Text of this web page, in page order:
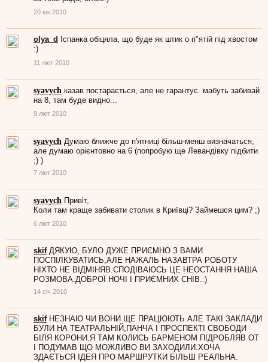
20 кві 2010
olya_d
Іспанка обіцяла, що буде як штик о п"ятій під хвостом
:)
11 лют 2010
syavych казав постарається, але не гарантує. мабуть забивай
на 8, там буде видно...
9 лют 2010
syavych Думаю ближче до п'ятниці більш-менш визначаться,
але думаю орієнтовно на 6 (попробую ще Левандівку підбити
;) )
7 лют 2010
syavych Привіт,
Коли там краще забивати столик в Криївці? Займешся цим? ;)
6 лют 2010
skif ДЯКУЮ, БУЛО ДУЖЕ ПРИЄМНО З ВАМИ
ПОСПІЛКУВАТИСЬ,АЛЕ НАЖАЛЬ НАЗАВТРА РОБОТУ
НІХТО НЕ ВІДМІНЯВ.СПОДІВАЮСЬ ЦЕ НЕОСТАННЯ НАША
РОЗМОВА.ДОБРОЇ НОЧІ І ПРИЄМНИХ СНІВ.:)
14 січ 2010
skif НЕЗНАЮ ЧИ ВОНИ ЩЕ ПРАЦЮЮТЬ АЛЕ ТАКІ ЗАКЛАДИ
БУЛИ НА ТЕАТРАЛЬНІЙ,ПАНЧА І ПРОСПЕКТІ СВОБОДИ
БІЛЯ КОРОНИ.Я ТАМ КОЛИСЬ БАРМЕНОМ ПІДРОБЛЯВ ОТ
І ПОДУМАВ ЩО МОЖЛИВО ВИ ЗАХОДИЛИ.ХОЧА
ЗДАЄТЬСЯ ІДЕЯ ПРО МАРШРУТКИ БІЛЬШ РЕАЛЬНА.